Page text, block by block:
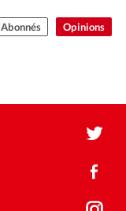
Opinions
Abonnés